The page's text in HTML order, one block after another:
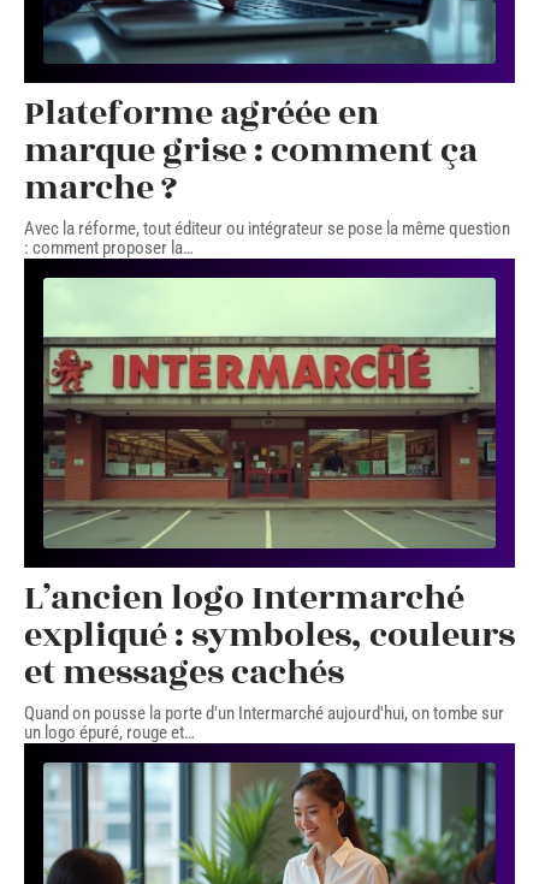
Plateforme agréée en
marque grise : comment ça
marche ?
Avec la réforme, tout éditeur ou intégrateur se pose la même question
: comment proposer la…
L’ancien logo Intermarché
expliqué : symboles, couleurs
et messages cachés
Quand on pousse la porte d'un Intermarché aujourd'hui, on tombe sur
un logo épuré, rouge et…